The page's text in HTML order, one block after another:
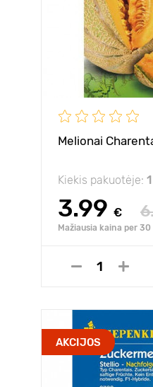
Melionai
Kiekis pakuotėje:
3.99 €
Mažiausia kaina per
AKCIJOS